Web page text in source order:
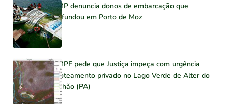
MP denuncia donos de embarcação que
afundou em Porto de Moz
MPF pede que Justiça impeça com urgência
loteamento privado no Lago Verde de Alter do
Chão (PA)